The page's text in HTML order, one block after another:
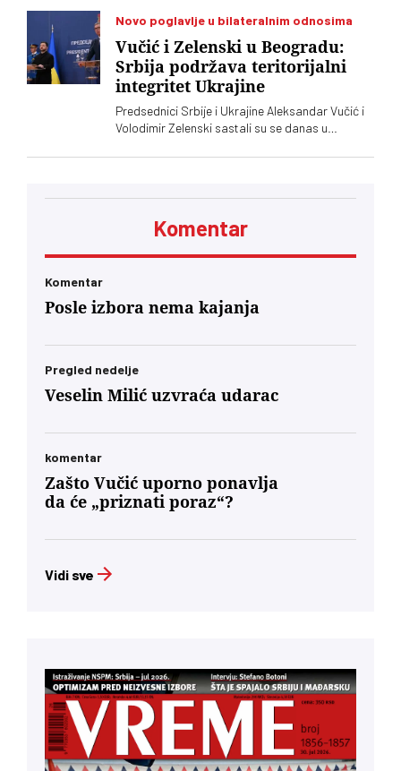
preko posrednika stiže u Ukrajinu. Vučić i
iako je jasno da obojica znaju o čemu je reč
Novo poglavlje u bilateralnim odnosima
Vučić i Zelenski u Beogradu:
Srbija podržava teritorijalni
integritet Ukrajine
Predsednici Srbije i Ukrajine Aleksandar Vučić i
Volodimir Zelenski sastali su se danas u
odnosima, trgovini, energetici, infrastrukturi i
podržava teritorijalni integritet Ukrajine
Komentar
Komentar
Posle izbora nema kajanja
Pregled nedelje
Veselin Milić uzvraća udarac
komentar
Zašto Vučić uporno ponavlja
da će „priznati poraz“?
Vidi sve